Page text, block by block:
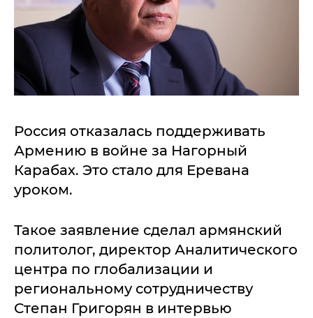
Россия отказалась поддерживать
Армению в войне за Нагорный
Карабах. Это стало для Еревана
уроком.
Такое заявление сделал армянский
политолог, директор Аналитического
центра по глобализации и
региональному сотрудничеству
Степан Григорян в интервью